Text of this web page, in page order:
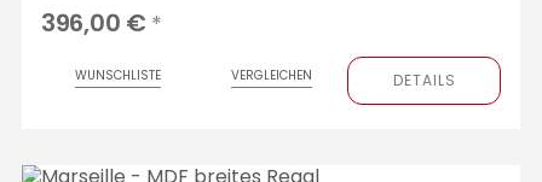
396,00 € *
WUNSCHLISTE VERGLEICHEN DETAILS